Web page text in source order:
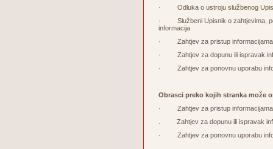
· Odluka o ustroju službenog
· Službeni Upisnik o zahtjevima,
informacija
· Zahtjev za pristup informacijama
· Zahtjev za dopunu ili ispravak
· Zahtjev za ponovnu uporabu
Obrasci preko kojih stranka može
· Zahtjev za pristup
. Zahtjev za dopunu ili ispravak
· Zahtjev za ponovnu uporabu